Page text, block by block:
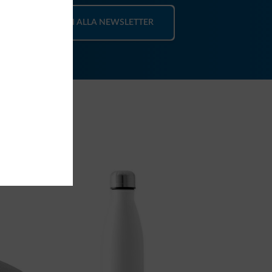
ISCRIVITI ALLA NEWSLETTER